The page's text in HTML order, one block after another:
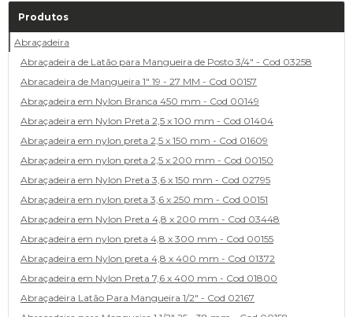
Produtos
Abraçadeira
Abraçadeira de Latão para Mangueira de Posto 3/4" - Cod 03258
Abracadeira de Mangueira 1" 19 - 27 MM - Cod 00157
Abraçadeira em Nylon Branca 450 mm - Cod 00149
Abraçadeira em Nylon Preta 2,5 x 100 mm - Cod 01404
Abraçadeira em nylon preta 2,5 x 150 mm - Cod 01609
Abraçadeira em nylon preta 2,5 x 200 mm - Cod 00150
Abraçadeira em Nylon Preta 3,6 x 150 mm - Cod 02795
Abraçadeira em nylon preta 3,6 x 250 mm - Cod 00151
Abraçadeira em Nylon Preta 4,8 x 200 mm - Cod 03448
Abraçadeira em nylon preta 4,8 x 300 mm - Cod 00155
Abraçadeira em Nylon preta 4,8 x 400 mm - Cod 01372
Abraçadeira em Nylon Preta 7,6 x 400 mm - Cod 01800
Abraçadeira Latão Para Mangueira 1/2" - Cod 02167